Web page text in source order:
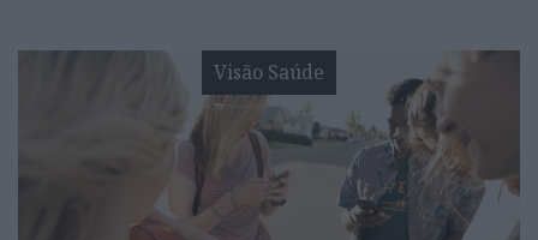
Visão Saúde